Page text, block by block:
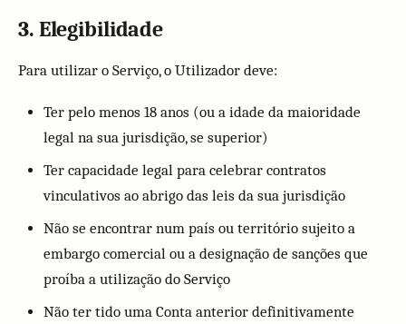
3. Elegibilidade
Para utilizar o Serviço, o Utilizador deve:
Ter pelo menos 18 anos (ou a idade da maioridade
legal na sua jurisdição, se superior)
Ter capacidade legal para celebrar contratos
vinculativos ao abrigo das leis da sua jurisdição
Não se encontrar num país ou território sujeito a
embargo comercial ou a designação de sanções que
proíba a utilização do Serviço
Não ter tido uma Conta anterior definitivamente